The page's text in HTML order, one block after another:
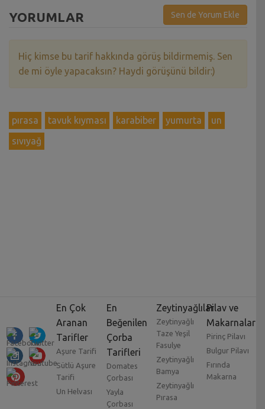
YORUMLAR Sen de Yorum Ekle
Hiç kimse bu tarif hakkında görüş bildirmemiş. Sen
de mi öyle yapacaksın? Haydi görüşünü bildir:)
pırasa tavuk kıyması karabiber yumurta
un
sıvıyağ
En Çok
Aranan
Tarifler
Aşure Tarifi
Sütlü Aşure
Tarifi
Un Helvası
En
Beğenilen
Çorba
Tarifleri
Domates
Çorbası
Yayla
Çorbası
Zeytinyağlılar
Zeytinyağlı
Taze Yeşil
Fasulye
Zeytinyağlı
Bamya
Zeytinyağlı
Pırasa
Pilav ve
Makarnalar
Pirinç Pilavı
Bulgur Pilavı
Fırında
Makarna